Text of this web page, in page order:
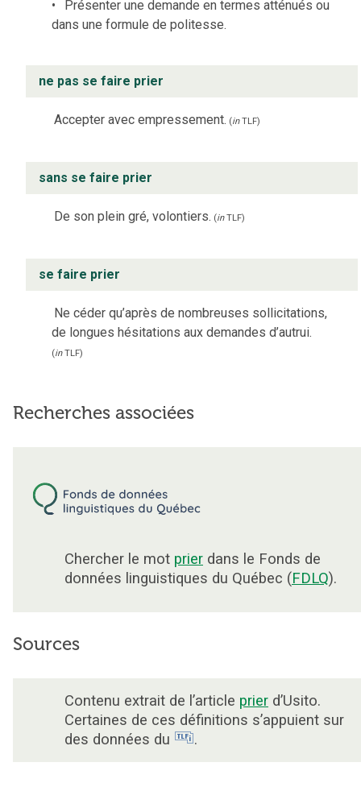
Présenter une demande en termes atténués ou
dans une formule de politesse.
ne pas se faire prier
Accepter avec empressement. (inTLF)
sans se faire prier
De son plein gré, volontiers. (inTLF)
se faire prier
Ne céder qu’après de nombreuses sollicitations,
de longues hésitations aux demandes d’autrui.
(inTLF)
Recherches associées
Chercher le mot prier dans le Fonds de
données linguistiques du Québec (FDLQ).
Sources
Contenu extrait de l’article prier d’Usito.
Certaines de ces définitions s’appuient sur
des données du
.